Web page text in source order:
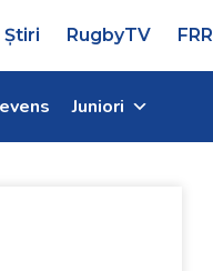
Știri RugbyTV FRR
Juniori